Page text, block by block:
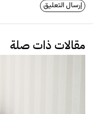
مقالات ذات صلة